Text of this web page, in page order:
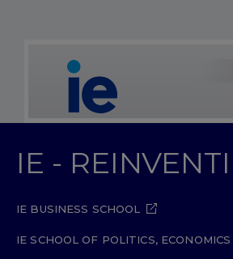
IE -
IE BUSINESS SCHOOL
IE SCHOOL OF POLITICS,